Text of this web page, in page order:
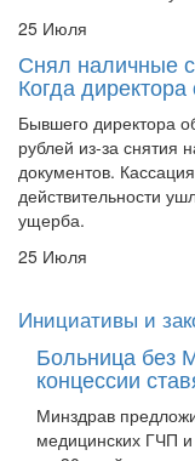
Снял наличные
Когда
Бывшего директора
рублей из-за снятия
документов.
действительности
ущерба.
25 Июля
Больница без
концессии
Минздрав
медицинских ГЧП и
до 30 дней,